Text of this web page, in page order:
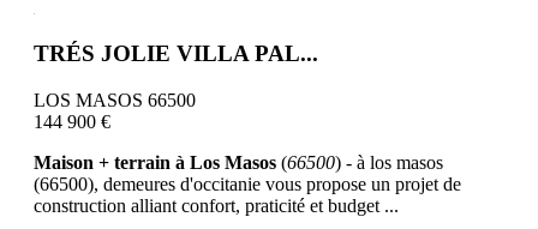
TRÉS JOLIE VILLA PAL...
LOS MASOS 66500
144 900 €
Maison + terrain à Los Masos (66500) - à los masos
(66500), demeures d'occitanie vous propose un projet de
construction alliant confort, praticité et budget ...